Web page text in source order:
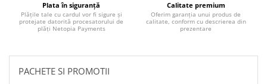
Plata în siguranță
Plățile tale cu cardul vor fi sigure și
protejate datorită procesatorului de
plăți Netopia Payments
Calitate premium
Oferim garanția unui produs de
calitate, conform cu descrierea din
prezentare
PACHETE SI PROMOTII